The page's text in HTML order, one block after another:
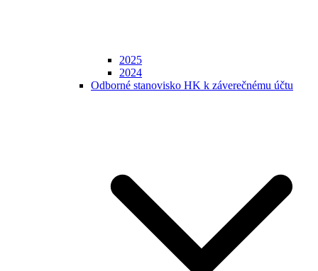
2025
2024
Odborné stanovisko HK k záverečnému účtu